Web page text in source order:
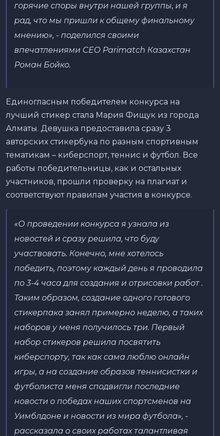
горячие споры внутри нашей группы, и я
рад, что мы пришли к общему финальному
мнению», - поделился своими
впечатлениями СЕО Parimatch Казахстан
Роман Бойко.
Единогласным победителем конкурса на
лучший стикер стала Мария Фищук из города
Алматы. Девушка предоставила сразу 3
авторских стикербука по разным спортивным
тематикам – киберспорт, теннис и футбол. Все
работы победительницы, как и остальных
участников, прошли проверку на плагиат и
соответствуют правилам участия в конкурсе.
«О проведении конкурса я узнала из
новостей и сразу решила, что буду
участвовать. Конечно, мне хотелось
победить, поэтому каждый день я проводила
по 3-4 часа для создания и отрисовки работ .
Таким образом, создание одного готового
стикерпака занял примерно неделю, а таких
наборов у меня получилось три. Первый
набор стикеров решила посвятить
киберспорту, так как сама люблю онлайн
игры, а на создание образов теннисистки и
футболиста меня сподвигли последние
новости о победах наших спортсменов на
Уимблдоне и новости из мира футбола», -
рассказала о своих работах талантливая